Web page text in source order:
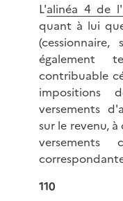
L'alinéa 4 de l'
quant à lui
également
contribuable
impositions
versements
sur le revenu,
versements
110